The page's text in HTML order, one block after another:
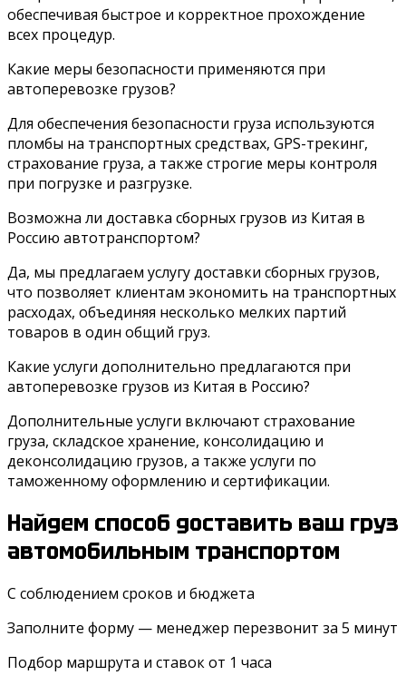
обеспечивая быстрое и корректное прохождение
всех процедур.
Какие меры безопасности применяются при
автоперевозке грузов?
Для обеспечения безопасности груза используются
пломбы на транспортных средствах, GPS-трекинг,
страхование груза, а также строгие меры контроля
при погрузке и разгрузке.
Возможна ли доставка сборных грузов из Китая в
Россию автотранспортом?
Да, мы предлагаем услугу доставки сборных грузов,
что позволяет клиентам экономить на транспортных
расходах, объединяя несколько мелких партий
товаров в один общий груз.
Какие услуги дополнительно предлагаются при
автоперевозке грузов из Китая в Россию?
Дополнительные услуги включают страхование
груза, складское хранение, консолидацию и
деконсолидацию грузов, а также услуги по
таможенному оформлению и сертификации.
Найдем способ доставить ваш груз
автомобильным транспортом
С соблюдением сроков и бюджета
Заполните форму — менеджер перезвонит за 5 минут
Подбор маршрута и ставок от 1 часа